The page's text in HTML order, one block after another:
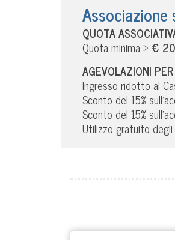
QUOTA
Quota minima > €
AGEVOLAZIONI
Ingresso ridotto al
Sconto del 15%
Sconto del 15%
Utilizzo gratuito